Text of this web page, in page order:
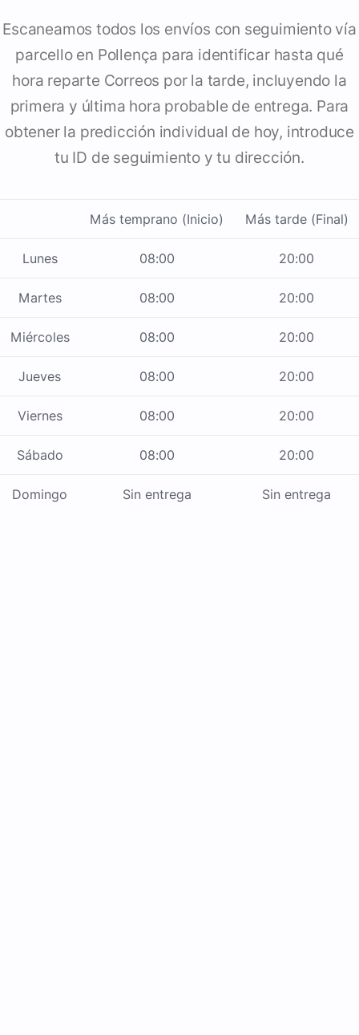
Escaneamos todos los envíos con seguimiento vía
parcello en Pollença para identificar hasta qué
hora reparte Correos por la tarde, incluyendo la
primera y última hora probable de entrega. Para
obtener la predicción individual de hoy, introduce
tu ID de seguimiento y tu dirección.
Más temprano (Inicio) Más tarde (Final)
Lunes 08:00 20:00
Martes 08:00 20:00
Miércoles 08:00 20:00
Jueves 08:00 20:00
Viernes 08:00 20:00
Sábado 08:00 20:00
Domingo Sin entrega Sin entrega